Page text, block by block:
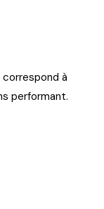
à
performant.